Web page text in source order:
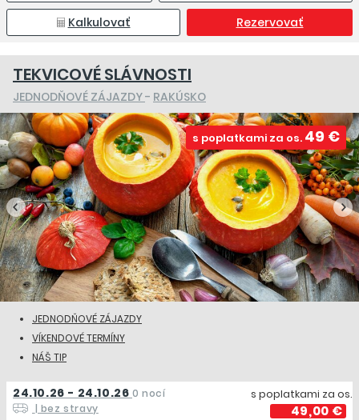
Kalkulovať Rezervovať
TEKVICOVÉ SLÁVNOSTI
JEDNODŇOVÉ ZÁJAZDY- RAKÚSKO
s poplatkami za os. 49 €
JEDNODŇOVÉ ZÁJAZDY
VÍKENDOVÉ TERMÍNY
NÁŠ TIP
24.10.26 - 24.10.26 0 nocí
| bez stravy
s poplatkami za os.
49,00 €